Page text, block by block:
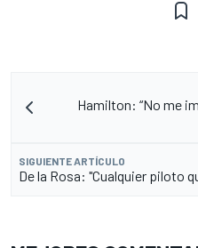
Hamilton: “No me
SIGUIENTE ARTÍCULO
De la Rosa: "Cualquier piloto